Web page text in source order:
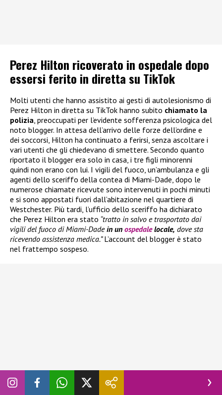
Perez Hilton ricoverato in ospedale dopo
essersi ferito in diretta su TikTok
Molti utenti che hanno assistito ai gesti di autolesionismo di
Perez Hilton in diretta su TikTok hanno subito chiamato la
polizia , preoccupati per l’evidente sofferenza psicologica del
noto blogger. In attesa dell’arrivo delle forze dell’ordine e
dei soccorsi, Hilton ha continuato a ferirsi, senza ascoltare i
vari utenti che gli chiedevano di smettere. Secondo quanto
riportato il blogger era solo in casa, i tre figli minorenni
quindi non erano con lui. I vigili del fuoco, un’ambulanza e gli
agenti dello sceriffo della contea di Miami-Dade, dopo le
numerose chiamate ricevute sono intervenuti in pochi minuti
e si sono appostati fuori dall’abitazione nel quartiere di
Westchester. Più tardi, l’ufficio dello sceriffo ha dichiarato
che Perez Hilton era stato “tratto in salvo e trasportato dai
vigili del fuoco di Miami-Dadein un ospedalelocale, dove sta
ricevendo assistenza medica.”L’account del blogger è stato
nel frattempo sospeso.